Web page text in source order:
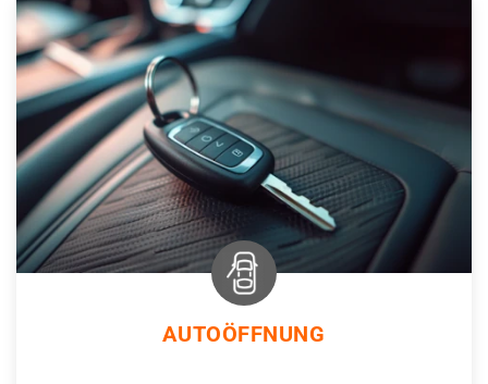
AUTOÖFFNUNG